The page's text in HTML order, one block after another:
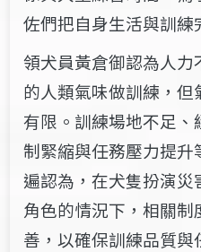
佐們把自身生活與訓練
領犬員黃倉御認為人
的人類氣味做訓練，
有限。訓練場地不足
制緊縮與任務壓力提
遍認為，在犬隻扮演
角色的情況下，相關
善，以確保訓練品質